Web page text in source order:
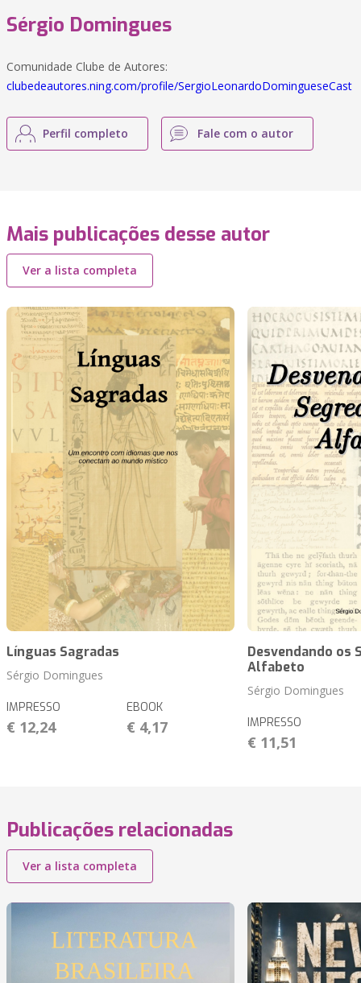
Sérgio Domingues
Comunidade Clube de Autores:
clubedeautores.ning.com/profile/SergioLeonardoDomingueseCast
Perfil completo Fale com o autor
Mais publicações desse autor
Ver a lista completa
Línguas Sagradas
Sérgio Domingues
IMPRESSO
€ 12,24
EBOOK
€ 4,17
Desvendando os
Alfabeto
Sérgio Domingues
IMPRESSO
€ 11,51
Publicações relacionadas
Ver a lista completa